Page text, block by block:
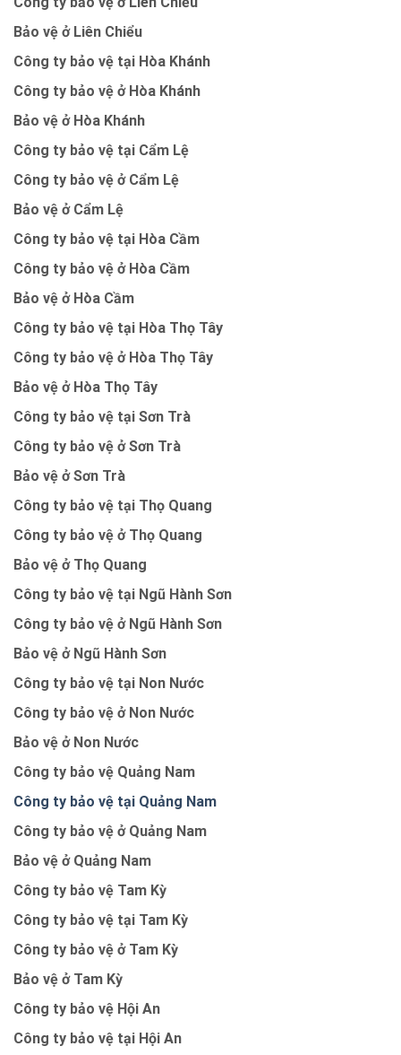
Bảo vệ ở Liên Chiểu
Công ty bảo vệ tại Hòa Khánh
Công ty bảo vệ ở Hòa Khánh
Bảo vệ ở Hòa Khánh
Công ty bảo vệ tại Cẩm Lệ
Công ty bảo vệ ở Cẩm Lệ
Bảo vệ ở Cẩm Lệ
Công ty bảo vệ tại Hòa Cầm
Công ty bảo vệ ở Hòa Cầm
Bảo vệ ở Hòa Cầm
Công ty bảo vệ tại Hòa Thọ Tây
Công ty bảo vệ ở Hòa Thọ Tây
Bảo vệ ở Hòa Thọ Tây
Công ty bảo vệ tại Sơn Trà
Công ty bảo vệ ở Sơn Trà
Bảo vệ ở Sơn Trà
Công ty bảo vệ tại Thọ Quang
Công ty bảo vệ ở Thọ Quang
Bảo vệ ở Thọ Quang
Công ty bảo vệ tại Ngũ Hành Sơn
Công ty bảo vệ ở Ngũ Hành Sơn
Bảo vệ ở Ngũ Hành Sơn
Công ty bảo vệ tại Non Nước
Công ty bảo vệ ở Non Nước
Bảo vệ ở Non Nước
Công ty bảo vệ Quảng Nam
Công ty bảo vệ tại Quảng Nam
Công ty bảo vệ ở Quảng Nam
Bảo vệ ở Quảng Nam
Công ty bảo vệ Tam Kỳ
Công ty bảo vệ tại Tam Kỳ
Công ty bảo vệ ở Tam Kỳ
Bảo vệ ở Tam Kỳ
Công ty bảo vệ Hội An
Công ty bảo vệ tại Hội An